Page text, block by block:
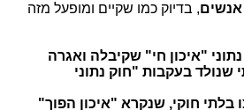
אנשים, בדיוק כמו שקיים ומופעל מזה
"איכון חי" שקיבלה ואגרה
בעקבות "חוק נתוני
חוקי, שנקרא "איכון הפוך"